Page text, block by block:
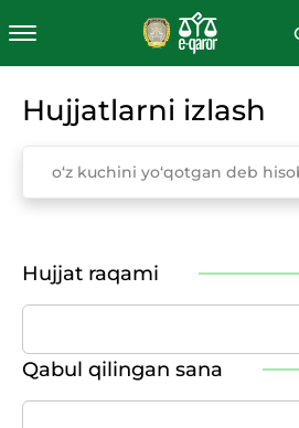
Hujjatlarni izlash
Hujjat raqami
Qabul qilingan sana